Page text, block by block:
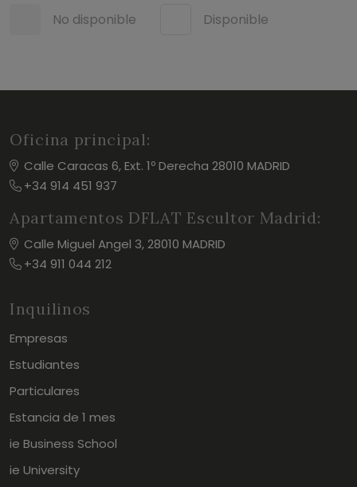
No disponible Disponible
Oficina principal:
Calle Caracas 6, Ext. 1º Derecha 28010 MADRID
+34 914 451 937
Apartamentos DFLAT Escultor Madrid:
Calle Miguel Angel 3, 28010 MADRID
+34 911 044 212
Inquilinos
Empresas
Estudiantes
Particulares
Estancia de 1 mes
ie Business School
ie University